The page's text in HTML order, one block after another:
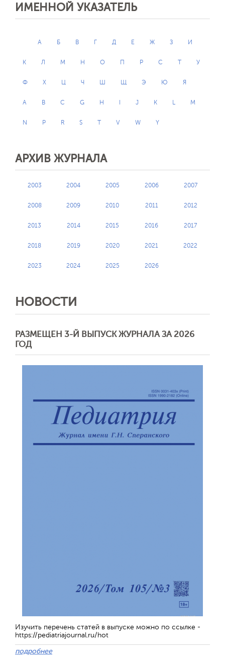
ИМЕННОЙ УКАЗАТЕЛЬ
А Б В Г Д Е Ж З И
К Л М Н О П Р С Т У
Ф Х Ц Ч Ш Щ Э Ю Я
A B C G H J K L M
N P R S T V W Y
АРХИВ ЖУРНАЛА
2003 2004 2005 2006 2007
2008 2009 2010 2011 2012
2013 2014 2015 2016 2017
2018 2019 2020 2021 2022
2023 2024 2025 2026
НОВОСТИ
РАЗМЕЩЕН 3-Й ВЫПУСК ЖУРНАЛА ЗА 2026
ГОД
Изучить перечень статей в выпуске можно по ссылке -
https://pediatriajournal.ru/hot
подробнее